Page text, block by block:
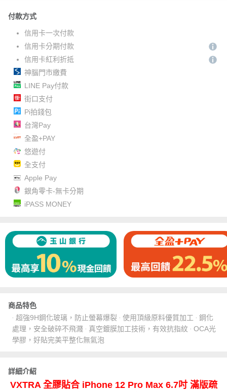
付款方式
信用卡一次付款
信用卡分期付款
信用卡紅利折抵
神腦門市繳費
LINE Pay付款
街口支付
Pi拍錢包
台灣Pay
全盈+PAY
悠遊付
全支付
Apple Pay
銀角零卡-無卡分期
iPASS MONEY
商品特色
‧ 超強9H鋼化玻璃，防止螢幕爆裂 ‧ 使用頂級原料優質加工 ‧ 鋼化
處理，安全破碎不飛濺 ‧ 真空鍍膜加工技術，有效抗指紋 ‧ OCA光
學膠，好貼完美平整化無氣泡
詳細介紹
VXTRA 全膠貼合 iPhone 12 Pro Max 6.7吋 滿版疏